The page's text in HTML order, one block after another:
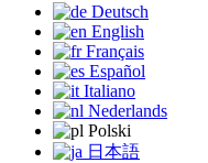
Deutsch
English
Français
Español
Italiano
Nederlands
Polski
日本語